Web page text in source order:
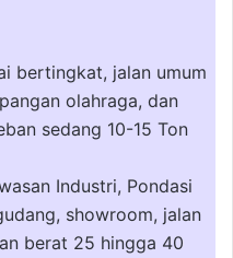
bertingkat, jalan umum
olahraga, dan
sedang 10-15 Ton
Industri, Pondasi
showroom, jalan
berat 25 hingga 40